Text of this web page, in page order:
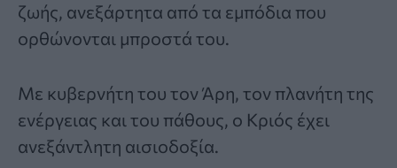
ζωής, ανεξάρτητα από τα εμπόδια που
ορθώνονται μπροστά του.
Με κυβερνήτη του τον Άρη, τον πλανήτη της
ενέργειας και του πάθους, ο Κριός έχει
ανεξάντλητη αισιοδοξία.